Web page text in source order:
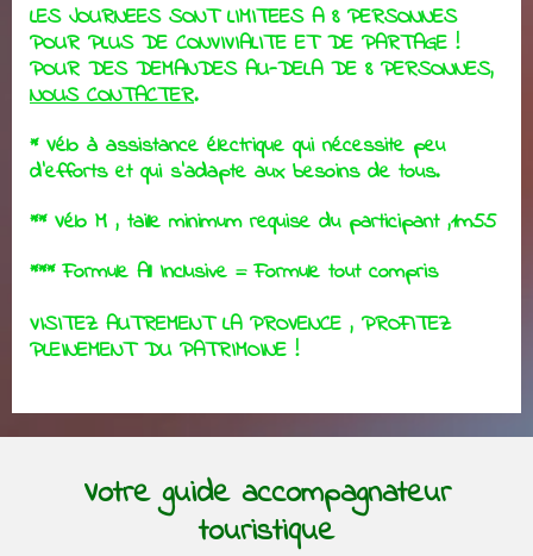
LES JOURNEES SONT LIMITEES A 8 PERSONNES
POUR PLUS DE CONVIVIALITE ET DE PARTAGE !
POUR DES DEMANDES AU-DELA DE 8 PERSONNES,
NOUS CONTACTER.
* Vélo à assistance électrique qui nécessite peu
d'efforts et qui s'adapte aux besoins de tous.
** Vélo M , taille minimum requise du participant ,1m55
*** Formule All Inclusive = Formule tout compris
VISITEZ AUTREMENT LA PROVENCE , PROFITEZ
PLEINEMENT DU PATRIMOINE !
Votre guide accompagnateur
touristique